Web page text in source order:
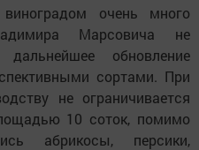
очень много
Марсовича не
обновление
сортами. При
не ограничивается
10 соток, помимо
абрикосы, персики,